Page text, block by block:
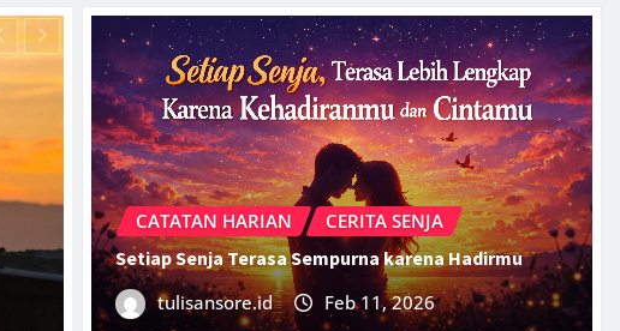
CATATAN HARIAN
CERITA SENJA
Setiap Senja Terasa Sempurna karena Hadirmu
tulisansore.id
Feb 11, 2026